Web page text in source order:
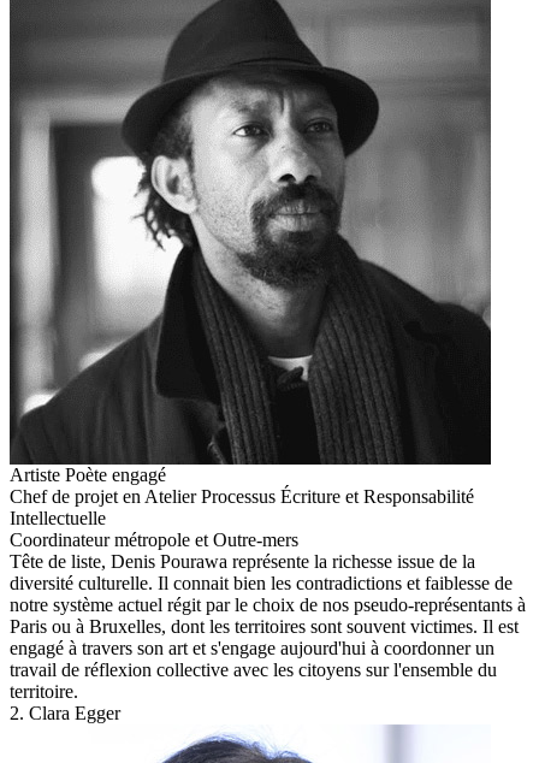
Artiste Poète engagé
Chef de projet en Atelier Processus Écriture et Responsabilité
Intellectuelle
Coordinateur métropole et Outre-mers
Tête de liste, Denis Pourawa représente la richesse issue de la
diversité culturelle. Il connait bien les contradictions et faiblesse de
notre système actuel régit par le choix de nos pseudo-représentants à
Paris ou à Bruxelles, dont les territoires sont souvent victimes. Il est
engagé à travers son art et s'engage aujourd'hui à coordonner un
travail de réflexion collective avec les citoyens sur l'ensemble du
territoire.
2. Clara Egger